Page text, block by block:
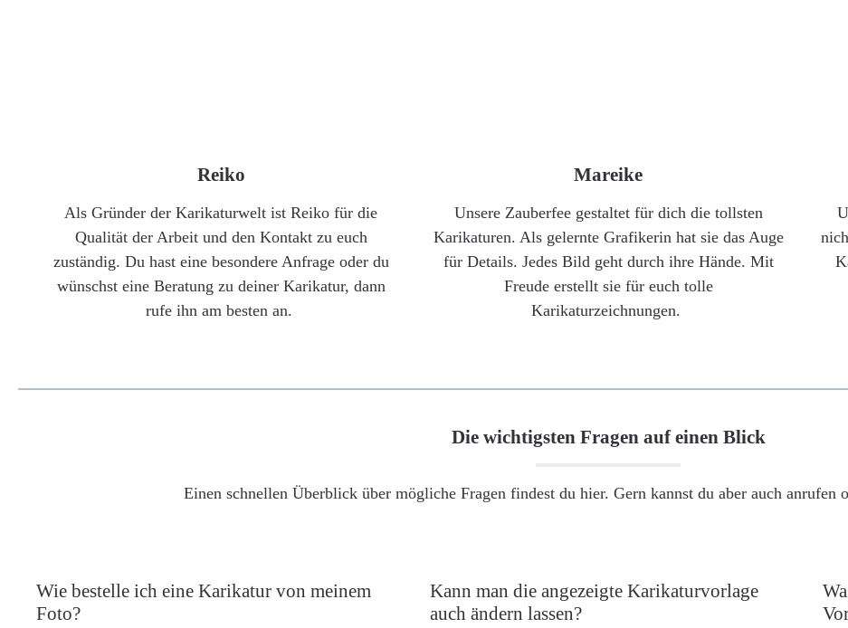
Reiko
Als Gründer der Karikaturwelt ist Reiko für die
Qualität der Arbeit und den Kontakt zu euch
zuständig. Du hast eine besondere Anfrage oder du
wünschst eine Beratung zu deiner Karikatur, dann
rufe ihn am besten an.
Mareike
Unsere Zauberfee gestaltet für dich die tollsten
Karikaturen. Als gelernte Grafikerin hat sie das Auge
für Details. Jedes Bild geht durch ihre Hände. Mit
Freude erstellt sie für euch tolle
Karikaturzeichnungen.
Die wichtigsten Fragen auf einen Blick
Einen schnellen Überblick über mögliche Fragen findest du hier. Gern kannst du aber auch anrufen
Wie bestelle ich eine Karikatur von meinem
Foto?
Kann man die angezeigte Karikaturvorlage
auch ändern lassen?